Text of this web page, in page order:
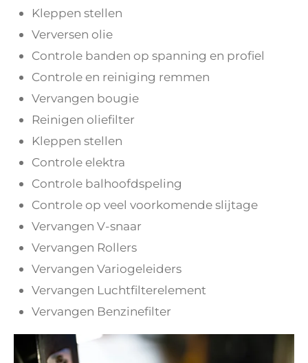
Kleppen stellen
Verversen olie
Controle banden op spanning en profiel
Controle en reiniging remmen
Vervangen bougie
Reinigen oliefilter
Kleppen stellen
Controle elektra
Controle balhoofdspeling
Controle op veel voorkomende slijtage
Vervangen V-snaar
Vervangen Rollers
Vervangen Variogeleiders
Vervangen Luchtfilterelement
Vervangen Benzinefilter